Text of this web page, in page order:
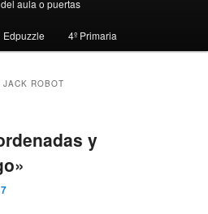
aula o puertas
Edpuzzle 4º Primaria
JACK ROBOT
y